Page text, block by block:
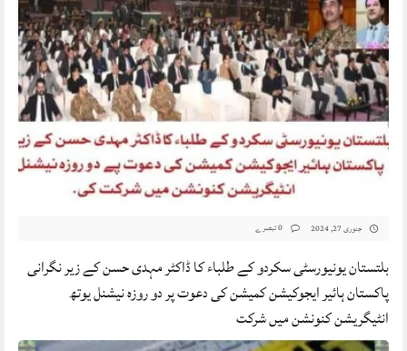
جنوری 27, 2024
بلتستان یونیورسٹی سکردو کے طلباء کا ڈاکٹر مہدی حسن کے زیر نگرانی
پاکستان ہائیر ایجوکیشن کمیشن کی دعوت پر دو روزہ نیشنل یوتھ
انٹیگریشن کنونشن میں شرکت